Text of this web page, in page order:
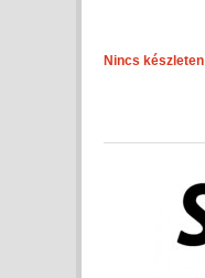
Nincs készleten